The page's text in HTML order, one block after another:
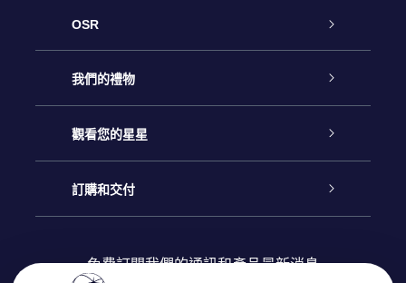
OSR
客戶服務
聯繫我們
博客
我們的禮物
Online Star禮物
OSR禮物包
觀看您的星星
星星注册
訂購和交付
免費訂閱我們的通訊和產品最新消息